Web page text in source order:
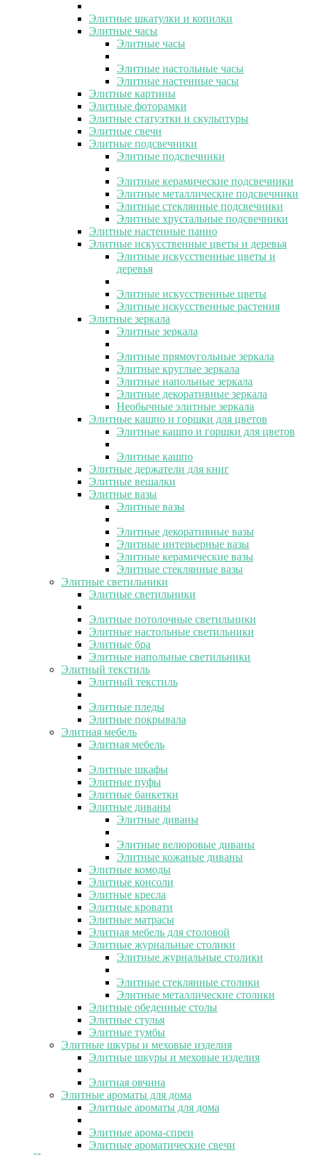
Элитные шкатулки и копилки
Элитные часы
Элитные часы
Элитные настольные часы
Элитные настенные часы
Элитные картины
Элитные фоторамки
Элитные статуэтки и скульптуры
Элитные свечи
Элитные подсвечники
Элитные подсвечники
Элитные керамические подсвечники
Элитные металлические подсвечники
Элитные стеклянные подсвечники
Элитные хрустальные подсвечники
Элитные настенные панно
Элитные искусственные цветы и деревья
Элитные искусственные цветы и
деревья
Элитные искусственные цветы
Элитные искусственные растения
Элитные зеркала
Элитные зеркала
Элитные прямоугольные зеркала
Элитные круглые зеркала
Элитные напольные зеркала
Элитные декоративные зеркала
Необычные элитные зеркала
Элитные кашпо и горшки для цветов
Элитные кашпо и горшки для цветов
Элитные кашпо
Элитные держатели для книг
Элитные вешалки
Элитные вазы
Элитные вазы
Элитные декоративные вазы
Элитные интерьерные вазы
Элитные керамические вазы
Элитные стеклянные вазы
Элитные светильники
Элитные светильники
Элитные потолочные светильники
Элитные настольные светильники
Элитные бра
Элитные напольные светильники
Элитный текстиль
Элитный текстиль
Элитные пледы
Элитные покрывала
Элитная мебель
Элитная мебель
Элитные шкафы
Элитные пуфы
Элитные банкетки
Элитные диваны
Элитные диваны
Элитные велюровые диваны
Элитные кожаные диваны
Элитные комоды
Элитные консоли
Элитные кресла
Элитные кровати
Элитные матрасы
Элитная мебель для столовой
Элитные журнальные столики
Элитные журнальные столики
Элитные стеклянные столики
Элитные металлические столики
Элитные обеденные столы
Элитные стулья
Элитные тумбы
Элитные шкуры и меховые изделия
Элитные шкуры и меховые изделия
Элитная овчина
Элитные ароматы для дома
Элитные ароматы для дома
Элитные арома-спреи
Элитные ароматические свечи